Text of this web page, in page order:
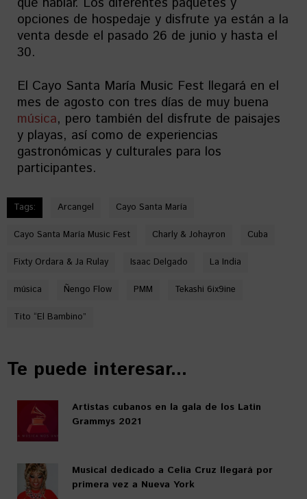
opciones de hospedaje y disfrute ya están a la
venta desde el pasado 26 de junio y hasta el
30.
El Cayo Santa María Music Fest llegará en el
mes de agosto con tres días de muy buena
música, pero también del disfrute de paisajes
y playas, así como de experiencias
gastronómicas y culturales para los
participantes.
Tags: Arcangel Cayo Santa María
Cayo Santa María Music Fest Charly & Johayron Cuba
Fixty Ordara & Ja Rulay Isaac Delgado La India
música Ñengo Flow PMM Tekashi 6ix9ine
Tito “El Bambino”
Te puede interesar...
Artistas cubanos en la gala de los Latin
Grammys 2021
Musical dedicado a Celia Cruz llegará por
primera vez a Nueva York